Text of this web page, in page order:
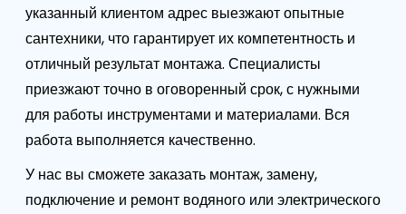
указанный клиентом адрес выезжают опытные
сантехники, что гарантирует их компетентность и
отличный результат монтажа. Специалисты
приезжают точно в оговоренный срок, с нужными
для работы инструментами и материалами. Вся
работа выполняется качественно.
У нас вы сможете заказать монтаж, замену,
подключение и ремонт водяного или электрического